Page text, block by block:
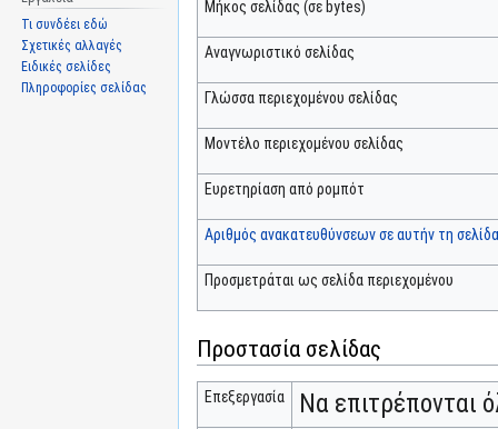
Μήκος σελίδας (σε bytes)
Αναγνωριστικό σελίδας
Γλώσσα περιεχομένου σελίδας
Μοντέλο περιεχομένου σελίδας
Ευρετηρίαση από ρομπότ
Αριθμός ανακατευθύνσεων σε αυτήν τη σελίδα
Προσμετράται ως σελίδα περιεχομένου
Προστασία σελίδας
Επεξεργασία Να επιτρέπονται
Τι συνδέει εδώ
Σχετικές αλλαγές
Ειδικές σελίδες
Πληροφορίες σελίδας